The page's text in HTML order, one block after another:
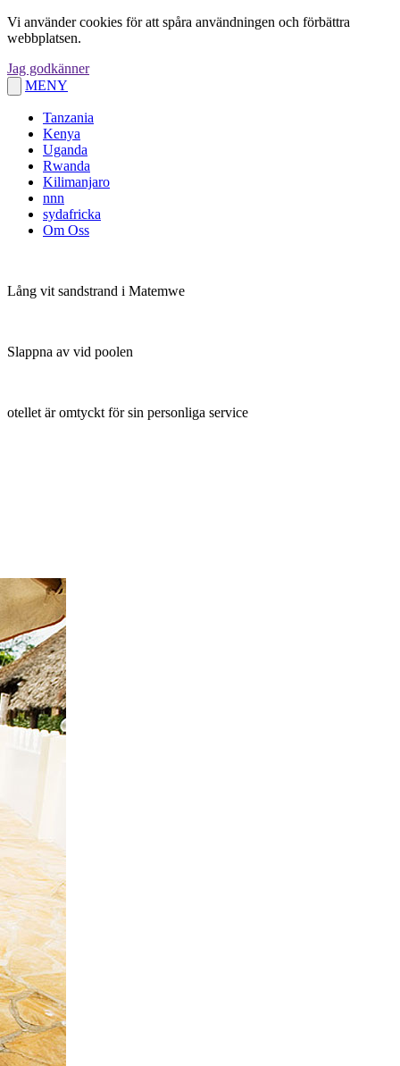
Vi använder cookies för att spåra användningen och förbättra
webbplatsen.
Jag godkänner
MENY
Tanzania
Kenya
Uganda
Rwanda
Kilimanjaro
nnn
sydafricka
Om Oss
Lång vit sandstrand i Matemwe
Slappna av vid poolen
otellet är omtyckt för sin personliga service